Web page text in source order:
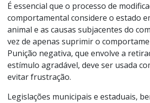
É essencial que o processo de
comportamental considere o estado
animal e as causas subjacentes do
vez de apenas suprimir o
Punição negativa, que envolve a
estímulo agradável, deve ser usada
evitar frustração.
Legislações municipais e estaduais,